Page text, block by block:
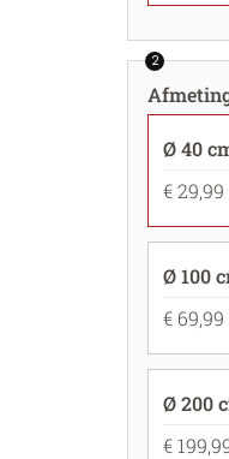
2
Ø 40
€ 29,99
Ø 100
€ 69,99
Ø 200
€